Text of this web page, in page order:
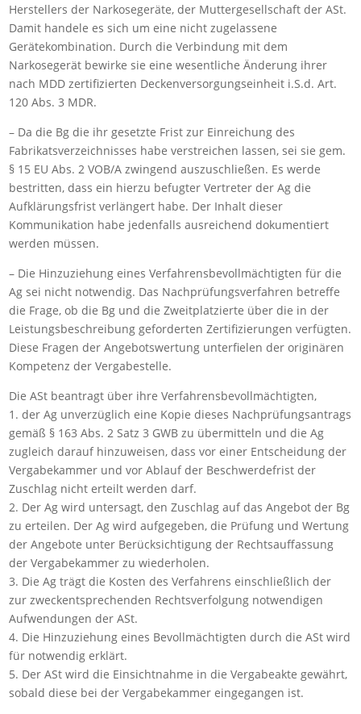
Herstellers der Narkosegeräte, der Muttergesellschaft der ASt.
Damit handele es sich um eine nicht zugelassene
Gerätekombination. Durch die Verbindung mit dem
Narkosegerät bewirke sie eine wesentliche Änderung ihrer
nach MDD zertifizierten Deckenversorgungseinheit i.S.d. Art.
120 Abs. 3 MDR.
– Da die Bg die ihr gesetzte Frist zur Einreichung des
Fabrikatsverzeichnisses habe verstreichen lassen, sei sie gem.
§ 15 EU Abs. 2 VOB/A zwingend auszuschließen. Es werde
bestritten, dass ein hierzu befugter Vertreter der Ag die
Aufklärungsfrist verlängert habe. Der Inhalt dieser
Kommunikation habe jedenfalls ausreichend dokumentiert
werden müssen.
– Die Hinzuziehung eines Verfahrensbevollmächtigten für die
Ag sei nicht notwendig. Das Nachprüfungsverfahren betreffe
die Frage, ob die Bg und die Zweitplatzierte über die in der
Leistungsbeschreibung geforderten Zertifizierungen verfügten.
Diese Fragen der Angebotswertung unterfielen der originären
Kompetenz der Vergabestelle.
Die ASt beantragt über ihre Verfahrensbevollmächtigten,
1. der Ag unverzüglich eine Kopie dieses Nachprüfungsantrags
gemäß § 163 Abs. 2 Satz 3 GWB zu übermitteln und die Ag
zugleich darauf hinzuweisen, dass vor einer Entscheidung der
Vergabekammer und vor Ablauf der Beschwerdefrist der
Zuschlag nicht erteilt werden darf.
2. Der Ag wird untersagt, den Zuschlag auf das Angebot der Bg
zu erteilen. Der Ag wird aufgegeben, die Prüfung und Wertung
der Angebote unter Berücksichtigung der Rechtsauffassung
der Vergabekammer zu wiederholen.
3. Die Ag trägt die Kosten des Verfahrens einschließlich der
zur zweckentsprechenden Rechtsverfolgung notwendigen
Aufwendungen der ASt.
4. Die Hinzuziehung eines Bevollmächtigten durch die ASt wird
für notwendig erklärt.
5. Der ASt wird die Einsichtnahme in die Vergabeakte gewährt,
sobald diese bei der Vergabekammer eingegangen ist.